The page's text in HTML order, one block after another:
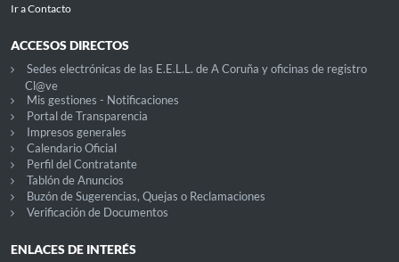
Ir a Contacto
ACCESOS DIRECTOS
Sedes electrónicas de las E.E.L.L. de A Coruña y oficinas de registro
Cl@ve
Mis gestiones - Notificaciones
Portal de Transparencia
Impresos generales
Calendario Oficial
Perfil del Contratante
Tablón de Anuncios
Buzón de Sugerencias, Quejas o Reclamaciones
Verificación de Documentos
ENLACES DE INTERÉS